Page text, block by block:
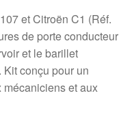
et Citroën C1 (Réf.
de porte conducteur
et le barillet
Kit conçu pour un
mécaniciens et aux